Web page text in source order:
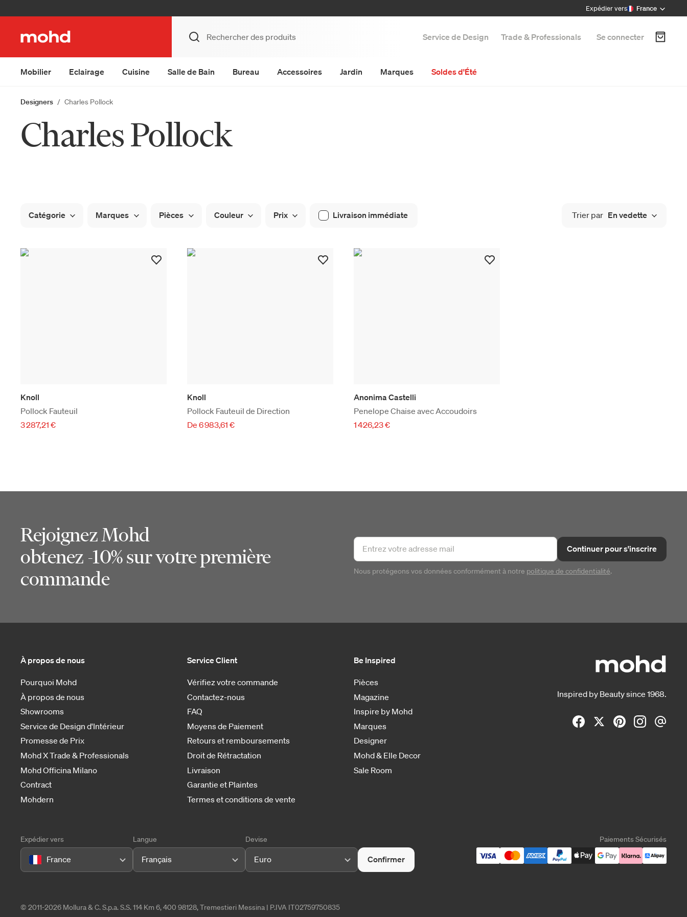
Expédier vers France
Service de Design Trade & Professionals Se connecter
Mobilier Eclairage Cuisine Salle de Bain Bureau Accessoires Jardin Marques Soldes d'Été
Designers Charles Pollock
Charles Pollock
Catégorie Marques Pièces Couleur Prix Livraison immédiate Trier par En vedette
Knoll
Pollock Fauteuil
3 287,21 €
Knoll
Pollock Fauteuil de Direction
De 6 983,61 €
Anonima Castelli
Penelope Chaise avec Accoudoirs
1 426,23 €
Rejoignez Mohd
obtenez -10% sur votre première
commande
Continuer pour s'inscrire
Nous protégeons vos données conformément à notre politique de confidentialité.
Inspired by Beauty since 1968.
À propos de nous
Pourquoi Mohd
À propos de nous
Showrooms
Service de Design d'Intérieur
Promesse de Prix
Mohd X Trade & Professionals
Mohd Officina Milano
Contract
Mohdern
Service Client
Vérifiez votre commande
Contactez-nous
FAQ
Moyens de Paiement
Retours et remboursements
Droit de Rétractation
Livraison
Garantie et Plaintes
Termes et conditions de vente
Be Inspired
Pièces
Magazine
Inspire by Mohd
Marques
Designer
Mohd & Elle Decor
Sale Room
Expédier vers
France
Langue
Français
Devise
Euro Confirmer
Paiements Sécurisés
© 2011-2026 Mollura & C. S.p.a. S.S. 114 Km 6, 400 98128, Tremestieri Messina | P.IVA IT02759750835